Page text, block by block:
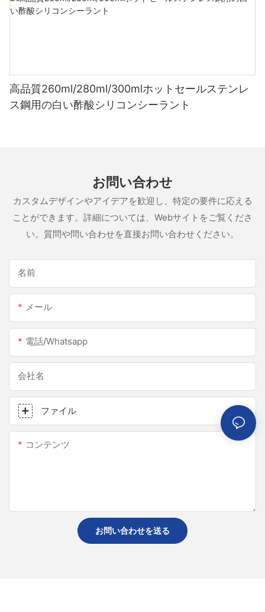
高品質260ml/280ml/300mlホットセールステンレ
ス鋼用の白い酢酸シリコンシーラント
お問い合わせ
カスタムデザインやアイデアを歓迎し、特定の要件に応える
ことができます。詳細については、Webサイトをご覧くださ
い。質問や問い合わせを直接お問い合わせください。
名前
メール
電話/whatsapp
会社名
ファイル
コンテンツ
お問い合わせを送る